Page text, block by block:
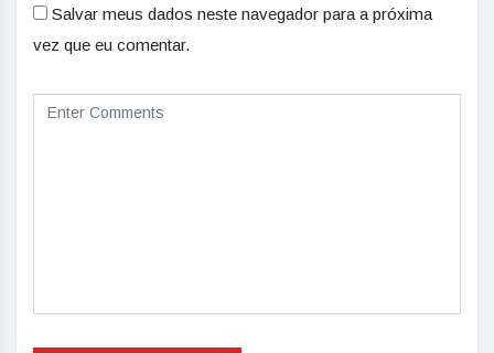
Salvar meus dados neste navegador para a próxima
vez que eu comentar.